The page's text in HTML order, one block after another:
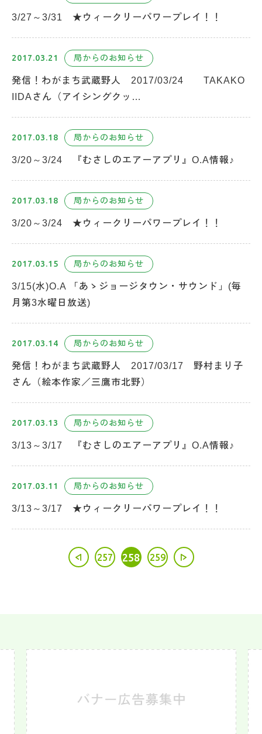
3/27～3/31 ★ウィークリーパワープレイ！！
2017.03.21 局からのお知らせ
発信！わがまち武蔵野人 2017/03/24 TAKAKO
IIDAさん（アイシングクッ…
2017.03.18 局からのお知らせ
3/20～3/24 『むさしのエアーアプリ』O.A情報♪
2017.03.18 局からのお知らせ
3/20～3/24 ★ウィークリーパワープレイ！！
2017.03.15 局からのお知らせ
3/15(水)O.A 「あゝジョージタウン・サウンド」(毎
月第3水曜日放送)
2017.03.14 局からのお知らせ
発信！わがまち武蔵野人 2017/03/17 野村まり子
さん（絵本作家／三鷹市北野）
2017.03.13 局からのお知らせ
3/13～3/17 『むさしのエアーアプリ』O.A情報♪
2017.03.11 局からのお知らせ
3/13～3/17 ★ウィークリーパワープレイ！！
257 258 259